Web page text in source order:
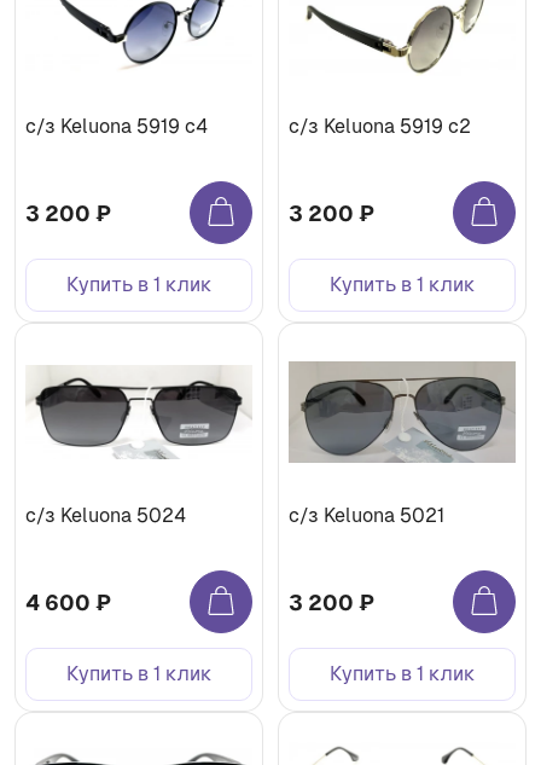
с/з Keluona 5919 с4
3 200 ₽
Купить в 1 клик
с/з Keluona 5919 с2
3 200 ₽
Купить в 1 клик
с/з Keluona 5024
4 600 ₽
Купить в 1 клик
с/з Keluona 5021
3 200 ₽
Купить в 1 клик